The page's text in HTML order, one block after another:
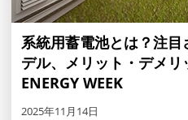
系統用蓄電池とは？注
デル、メリット・デメ
ENERGY WEEK
2025年11月14日